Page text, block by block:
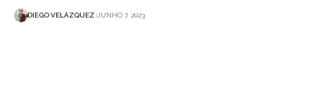
DIEGO VELÁZQUEZ JUNHO 7, 2023